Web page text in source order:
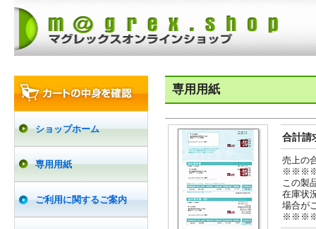
ショップホーム
専用用紙
ご利用に関するご案内
専用用紙
合計請
売上の
この製
在庫状
場合が